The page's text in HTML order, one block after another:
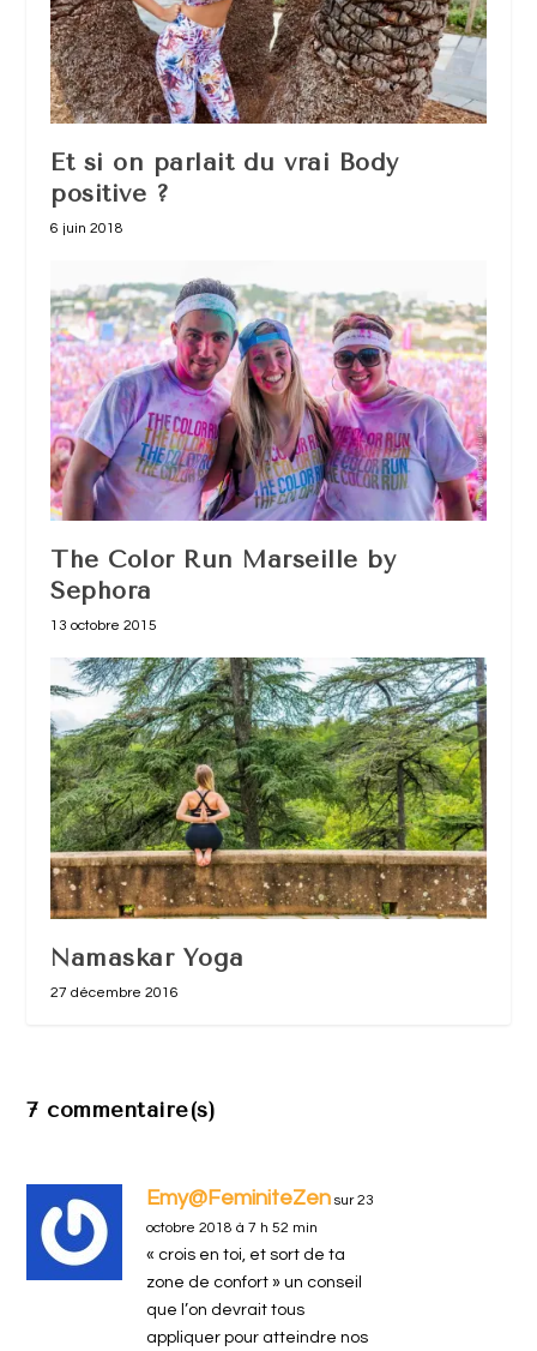
Et si on parlait du vrai Body
positive ?
6 juin 2018
The Color Run Marseille by
Sephora
13 octobre 2015
Namaskar Yoga
27 décembre 2016
7 commentaire(s)
Emy@FeminiteZen sur 23
octobre 2018 à 7 h 52 min
« crois en toi, et sort de ta
zone de confort » un conseil
que l’on devrait tous
appliquer pour atteindre nos